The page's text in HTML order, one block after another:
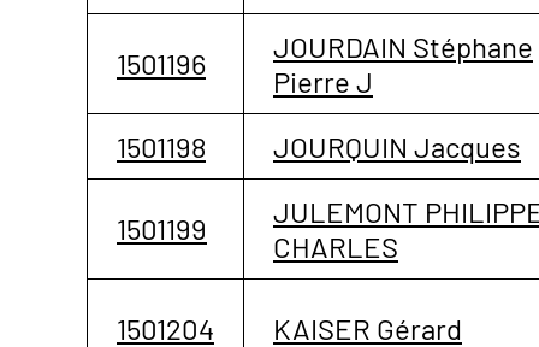
1501196
JOURDAIN Stéphane
Pierre J
1501198
JOURQUIN Jacques
1501199
JULEMONT
CHARLES
1501204 KAISER Gérard